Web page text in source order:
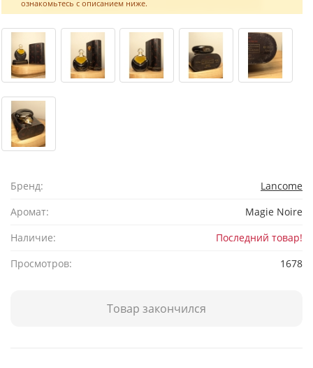
ознакомьтесь с описанием ниже.
Бренд:
Lancome
Аромат:
Magie Noire
Наличие:
Последний товар!
Просмотров:
1678
Товар закончился